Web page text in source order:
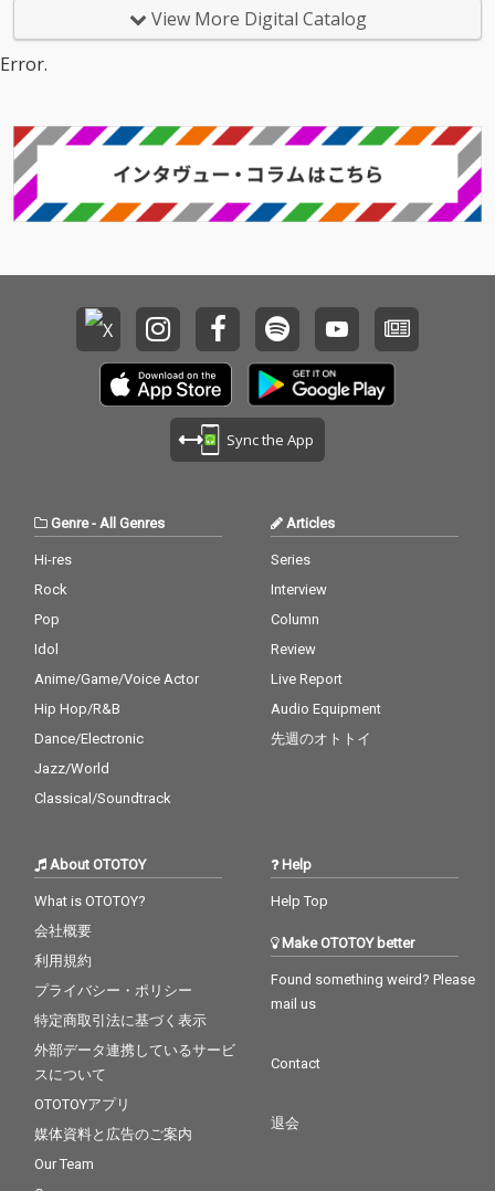
View More Digital Catalog
Error.
Sync the App
Genre- All Genres
Hi-res
Rock
Pop
Idol
Anime/Game/Voice Actor
Hip Hop/R&B
Dance/Electronic
Jazz/World
Classical/Soundtrack
Articles
Series
Interview
Column
Review
Live Report
Audio Equipment
先週のオトトイ
About OTOTOY
What is OTOTOY?
会社概要
利用規約
プライバシー・ポリシー
特定商取引法に基づく表示
外部データ連携しているサービ
スについて
OTOTOYアプリ
媒体資料と広告のご案内
Our Team
Help
Help Top
Make OTOTOY better
Found something weird? Please
mail us
Contact
退会